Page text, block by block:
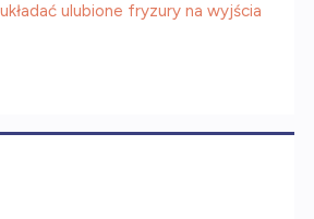
ulubione fryzury na wyjścia